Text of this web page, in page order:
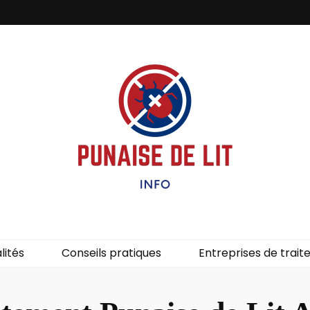
Conseils pratiques Entreprises de